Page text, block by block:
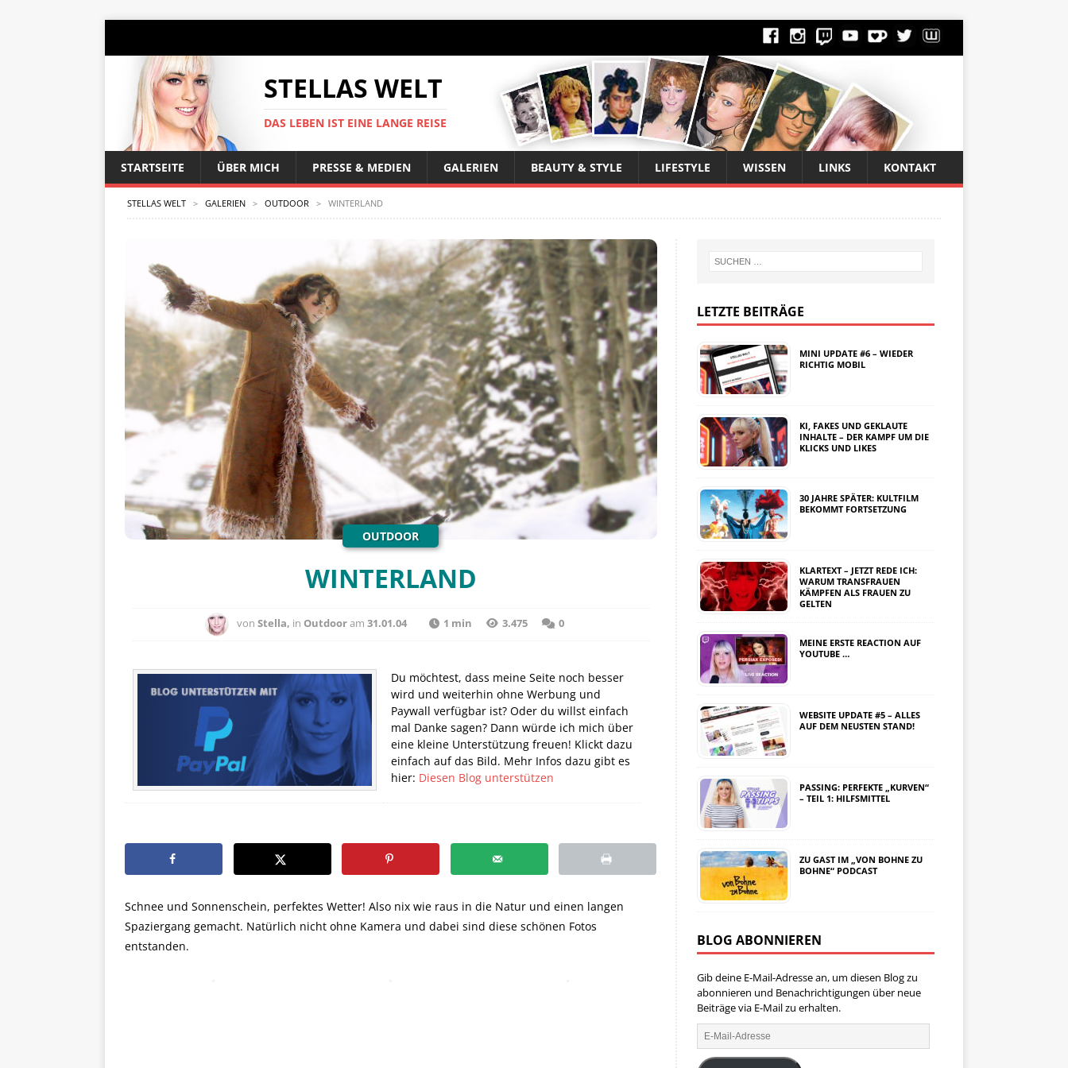
STELLAS WELT
DAS LEBEN IST EINE LANGE REISE
STARTSEITE ÜBER MICH PRESSE & MEDIEN GALERIEN BEAUTY & STYLE LIFESTYLE WISSEN LINKS KONTAKT
STELLAS WELT > GALERIEN > OUTDOOR > WINTERLAND
OUTDOOR
WINTERLAND
vonStella, inOutdooram31.01.04 1 min 3.475 0
Du möchtest, dass meine Seite noch besser
wird und weiterhin ohne Werbung und
Paywall verfügbar ist? Oder du willst einfach
mal Danke sagen? Dann würde ich mich über
eine kleine Unterstützung freuen! Klickt dazu
einfach auf das Bild. Mehr Infos dazu gibt es
hier: Diesen Blog unterstützen
Schnee und Sonnenschein, perfektes Wetter! Also nix wie raus in die Natur und einen langen
Spaziergang gemacht. Natürlich nicht ohne Kamera und dabei sind diese schönen Fotos
entstanden.
LETZTE BEITRÄGE
MINI UPDATE #6 – WIEDER
RICHTIG MOBIL
KI, FAKES UND GEKLAUTE
INHALTE – DER KAMPF UM DIE
KLICKS UND LIKES
30 JAHRE SPÄTER: KULTFILM
BEKOMMT FORTSETZUNG
KLARTEXT – JETZT REDE ICH:
WARUM TRANSFRAUEN
KÄMPFEN ALS FRAUEN ZU
GELTEN
MEINE ERSTE REACTION AUF
YOUTUBE …
WEBSITE UPDATE #5 – ALLES
AUF DEM NEUSTEN STAND!
PASSING: PERFEKTE „KURVEN“
– TEIL 1: HILFSMITTEL
ZU GAST IM „VON BOHNE ZU
BOHNE“ PODCAST
BLOG ABONNIEREN
Gib deine E-Mail-Adresse an, um diesen Blog zu
abonnieren und Benachrichtigungen über neue
Beiträge via E-Mail zu erhalten.